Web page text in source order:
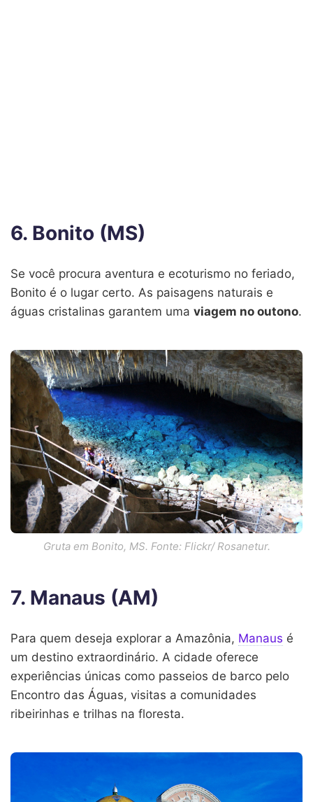
6. Bonito (MS)
Se você procura aventura e ecoturismo no feriado,
Bonito é o lugar certo. As paisagens naturais e
águas cristalinas garantem uma viagem no outono.
Gruta em Bonito, MS. Fonte: Flickr/ Rosanetur.
7. Manaus (AM)
Para quem deseja explorar a Amazônia, Manaus é
um destino extraordinário. A cidade oferece
experiências únicas como passeios de barco pelo
Encontro das Águas, visitas a comunidades
ribeirinhas e trilhas na floresta.